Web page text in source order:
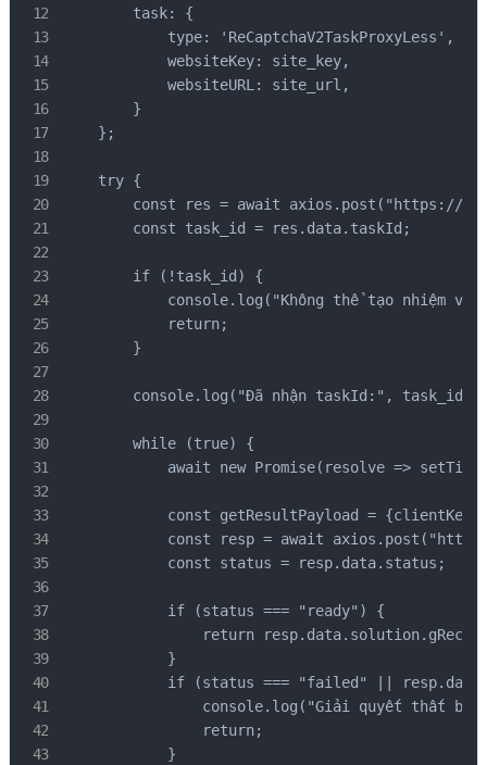
        task: {
            type: 'ReCaptchaV2TaskProxyLess',
            websiteKey: site_key,
            websiteURL: site_url,
        }
    };
    try {
const res = await axios.post("https://
        const task_id = res.data.taskId;
        if (!task_id) {
console.log("Không thể tạo nhiệm
            return;
        }
        console.log("Đã nhận taskId:", task_id);
        while (true) {
await new Promise(resolve =>
const getResultPayload =
const resp = await
            const status = resp.data.status;
            if (status === "ready") {
return
            }
if (status === "failed" ||
console.log("Giải quyết thất
                return;
            }